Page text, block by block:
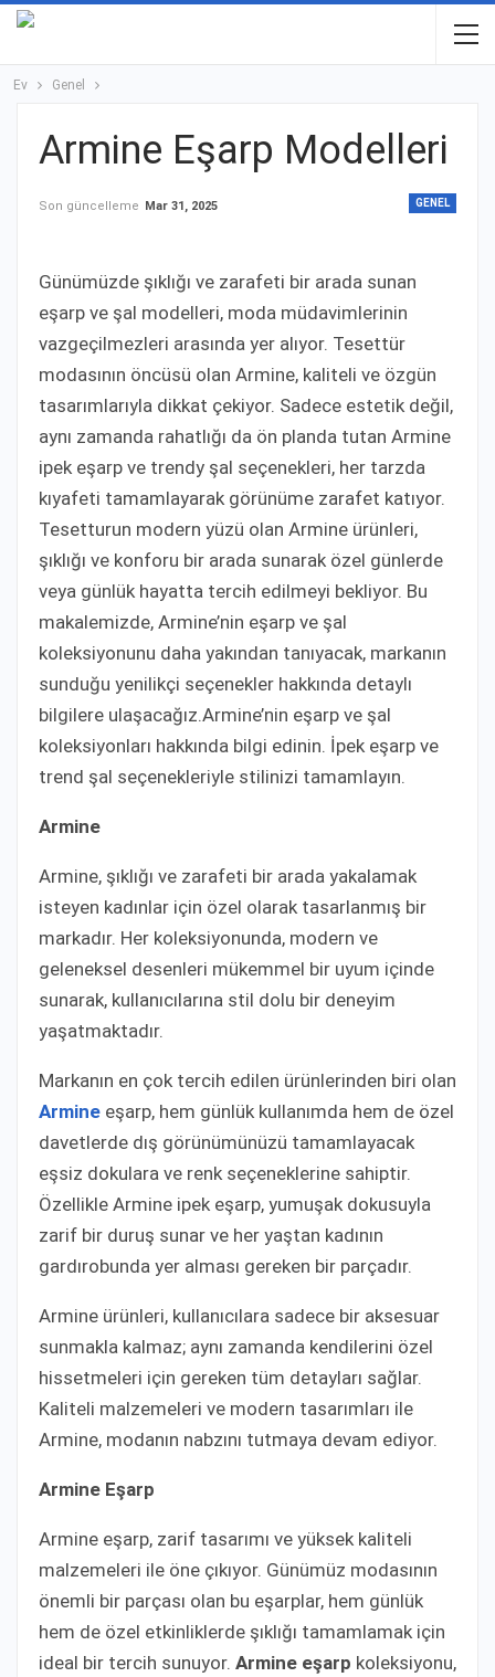
Ev Genel
Armine Eşarp Modelleri
GENEL
Son güncelleme Mar 31, 2025
Günümüzde şıklığı ve zarafeti bir arada sunan
eşarp ve şal modelleri, moda müdavimlerinin
vazgeçilmezleri arasında yer alıyor. Tesettür
modasının öncüsü olan Armine, kaliteli ve özgün
tasarımlarıyla dikkat çekiyor. Sadece estetik değil,
aynı zamanda rahatlığı da ön planda tutan Armine
ipek eşarp ve trendy şal seçenekleri, her tarzda
kıyafeti tamamlayarak görünüme zarafet katıyor.
Tesetturun modern yüzü olan Armine ürünleri,
şıklığı ve konforu bir arada sunarak özel günlerde
veya günlük hayatta tercih edilmeyi bekliyor. Bu
makalemizde, Armine’nin eşarp ve şal
koleksiyonunu daha yakından tanıyacak, markanın
sunduğu yenilikçi seçenekler hakkında detaylı
bilgilere ulaşacağız.Armine’nin eşarp ve şal
koleksiyonları hakkında bilgi edinin. İpek eşarp ve
trend şal seçenekleriyle stilinizi tamamlayın.
Armine
Armine, şıklığı ve zarafeti bir arada yakalamak
isteyen kadınlar için özel olarak tasarlanmış bir
markadır. Her koleksiyonunda, modern ve
geleneksel desenleri mükemmel bir uyum içinde
sunarak, kullanıcılarına stil dolu bir deneyim
yaşatmaktadır.
Markanın en çok tercih edilen ürünlerinden biri olan
Armine eşarp, hem günlük kullanımda hem de özel
davetlerde dış görünümünüzü tamamlayacak
eşsiz dokulara ve renk seçeneklerine sahiptir.
Özellikle Armine ipek eşarp, yumuşak dokusuyla
zarif bir duruş sunar ve her yaştan kadının
gardırobunda yer alması gereken bir parçadır.
Armine ürünleri, kullanıcılara sadece bir aksesuar
sunmakla kalmaz; aynı zamanda kendilerini özel
hissetmeleri için gereken tüm detayları sağlar.
Kaliteli malzemeleri ve modern tasarımları ile
Armine, modanın nabzını tutmaya devam ediyor.
Armine Eşarp
Armine eşarp, zarif tasarımı ve yüksek kaliteli
malzemeleri ile öne çıkıyor. Günümüz modasının
önemli bir parçası olan bu eşarplar, hem günlük
hem de özel etkinliklerde şıklığı tamamlamak için
ideal bir tercih sunuyor. Armine eşarp koleksiyonu,